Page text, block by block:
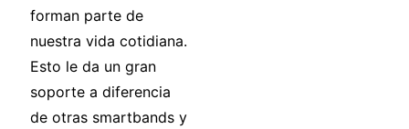
forman parte de
nuestra vida cotidiana.
Esto le da un gran
soporte a diferencia
de otras smartbands y